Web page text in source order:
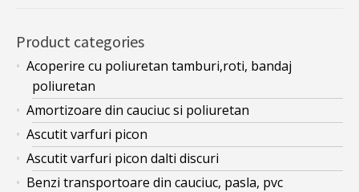
Product categories
Acoperire cu poliuretan tamburi,roti, bandaj
poliuretan
Amortizoare din cauciuc si poliuretan
Ascutit varfuri picon
Ascutit varfuri picon dalti discuri
Benzi transportoare din cauciuc, pasla, pvc